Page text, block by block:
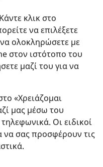
κλικ στο
να επιλέξετε
ολοκληρώσετε με
στον ιστότοπο του
μαζί του για να
«Χρειάζομαι
μας μέσω του
Οι ειδικοί
να σας προσφέρουν τις